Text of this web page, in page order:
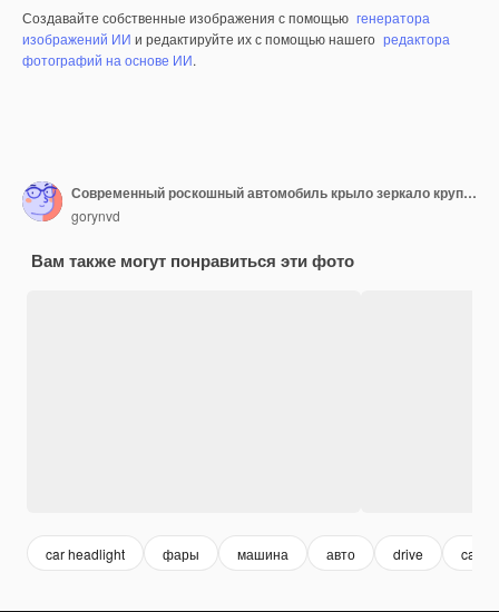
Создавайте собственные изображения с помощью генератора
изображений ИИ и редактируйте их с помощью нашего редактора
фотографий на основе ИИ.
Современный роскошный автомобиль крыло зеркало крупным планом. Дорогой, спортивный авто.
gorynvd
Вам также могут понравиться эти фото
car headlight фары машина авто drive car